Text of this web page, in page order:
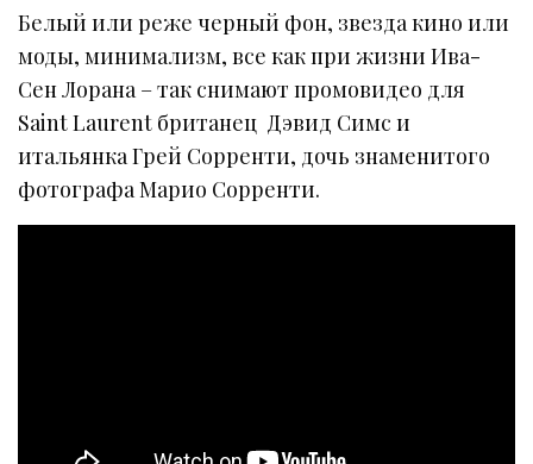
Белый или реже черный фон, звезда кино или
моды, минимализм, все как при жизни Ива-
Сен Лорана – так снимают промовидео для
Saint Laurent британец Дэвид Симс и
итальянка Грей Сорренти, дочь знаменитого
фотографа Марио Сорренти.